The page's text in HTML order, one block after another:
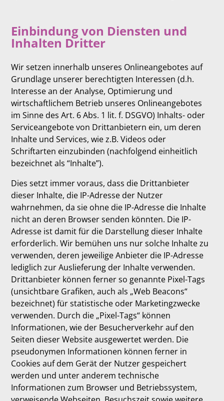
Einbindung von Diensten und
Inhalten Dritter
Wir setzen innerhalb unseres Onlineangebotes auf
Grundlage unserer berechtigten Interessen (d.h.
Interesse an der Analyse, Optimierung und
wirtschaftlichem Betrieb unseres Onlineangebotes
im Sinne des Art. 6 Abs. 1 lit. f. DSGVO) Inhalts- oder
Serviceangebote von Drittanbietern ein, um deren
Inhalte und Services, wie z.B. Videos oder
Schriftarten einzubinden (nachfolgend einheitlich
bezeichnet als “Inhalte”).
Dies setzt immer voraus, dass die Drittanbieter
dieser Inhalte, die IP-Adresse der Nutzer
wahrnehmen, da sie ohne die IP-Adresse die Inhalte
nicht an deren Browser senden könnten. Die IP-
Adresse ist damit für die Darstellung dieser Inhalte
erforderlich. Wir bemühen uns nur solche Inhalte zu
verwenden, deren jeweilige Anbieter die IP-Adresse
lediglich zur Auslieferung der Inhalte verwenden.
Drittanbieter können ferner so genannte Pixel-Tags
(unsichtbare Grafiken, auch als „Web Beacons“
bezeichnet) für statistische oder Marketingzwecke
verwenden. Durch die „Pixel-Tags“ können
Informationen, wie der Besucherverkehr auf den
Seiten dieser Website ausgewertet werden. Die
pseudonymen Informationen können ferner in
Cookies auf dem Gerät der Nutzer gespeichert
werden und unter anderem technische
Informationen zum Browser und Betriebssystem,